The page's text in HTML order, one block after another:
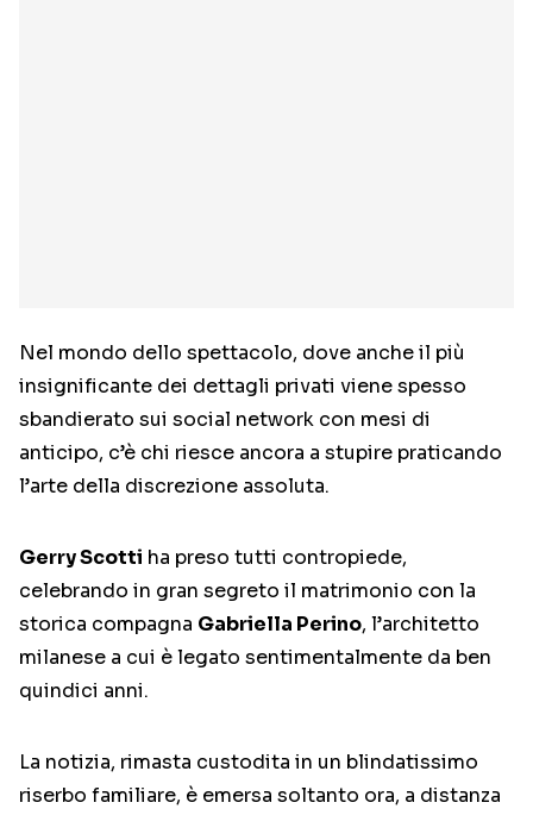
Nel mondo dello spettacolo, dove anche il più
insignificante dei dettagli privati viene spesso
sbandierato sui social network con mesi di
anticipo, c’è chi riesce ancora a stupire praticando
l’arte della discrezione assoluta.
Gerry Scotti ha preso tutti contropiede,
celebrando in gran segreto il matrimonio con la
storica compagna Gabriella Perino, l’architetto
milanese a cui è legato sentimentalmente da ben
quindici anni.
La notizia, rimasta custodita in un blindatissimo
riserbo familiare, è emersa soltanto ora, a distanza